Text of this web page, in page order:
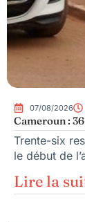
07/08/2026
Cameroun :
Trente-six
le début de
Lire la